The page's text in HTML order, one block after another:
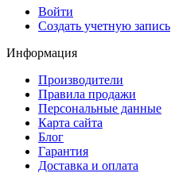
Войти
Создать учетную запись
Информация
Производители
Правила продажи
Персональные данные
Карта сайта
Блог
Гарантия
Доставка и оплата